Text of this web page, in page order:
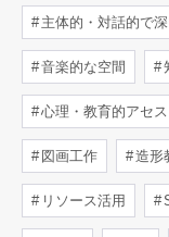
主体的・対話的で
音楽的な空間
心理・教育的アセス
図画工作 造形
リソース活用